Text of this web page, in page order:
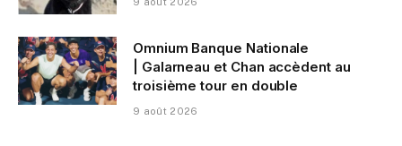
Omnium Banque Nationale
| Galarneau et Chan accèdent au
troisième tour en double
9 août 2026